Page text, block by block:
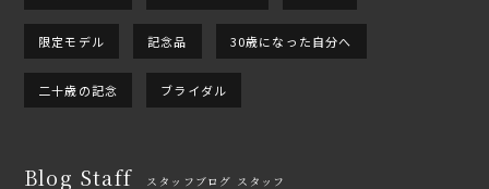
限定モデル 記念品 30歳になった自分へ
二十歳の記念 ブライダル
Blog Staff スタッフブログ スタッフ